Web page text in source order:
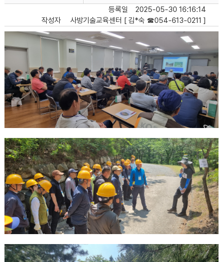
등록일
2025-05-30 16:16:14
작성자
사방기술교육센터 [ 김*숙 ☎054-613-0211 ]